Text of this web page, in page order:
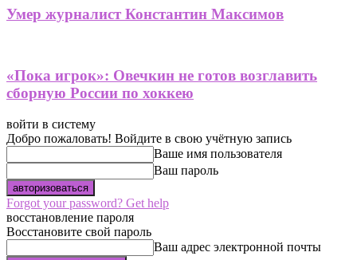
Умер журналист Константин Максимов
«Пока игрок»: Овечкин не готов возглавить
сборную России по хоккею
войти в систему
Добро пожаловать! Войдите в свою учётную запись
Ваше имя пользователя
Ваш пароль
Forgot your password? Get help
восстановление пароля
Восстановите свой пароль
Ваш адрес электронной почты